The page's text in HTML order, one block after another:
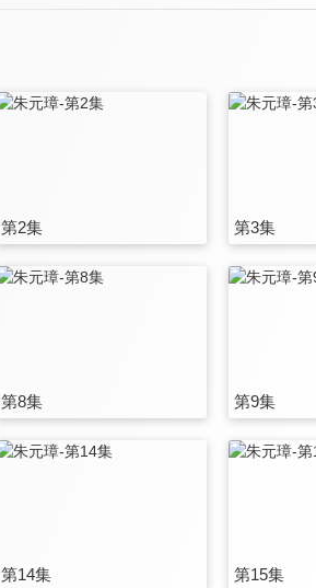
第2集 第3集
第8集 第9集
第14集 第15集